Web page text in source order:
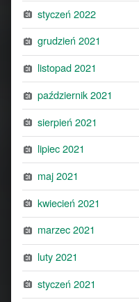
styczeń 2022
grudzień 2021
listopad 2021
październik 2021
sierpień 2021
lipiec 2021
maj 2021
kwiecień 2021
marzec 2021
luty 2021
styczeń 2021